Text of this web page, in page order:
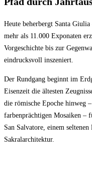
Heute beherbergt Santa
mehr als 11.000 Exponaten
Vorgeschichte bis zur
eindrucksvoll inszeniert.
Der Rundgang beginnt im
Eisenzeit die ältesten
die römische Epoche hinweg
farbenprächtigen Mosaiken –
San Salvatore, einem
Sakralarchitektur.